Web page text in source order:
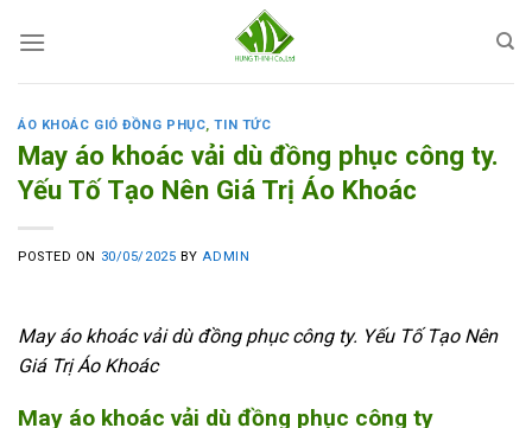
ÁO KHOÁC GIÓ ĐỒNG PHỤC,TIN TỨC
May áo khoác vải dù đồng phục công ty.
Yếu Tố Tạo Nên Giá Trị Áo Khoác
POSTED ON 30/05/2025 BY ADMIN
May áo khoác vải dù đồng phục công ty. Yếu Tố Tạo Nên
Giá Trị Áo Khoác
May áo khoác vải dù đồng phục công ty